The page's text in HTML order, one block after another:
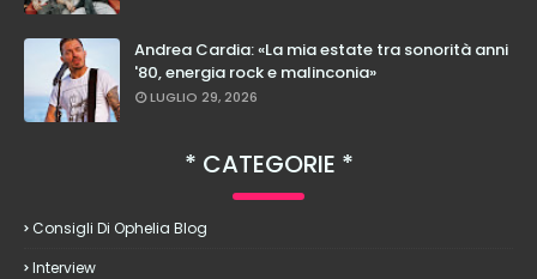
Andrea Cardia: «La mia estate tra sonorità anni
'80, energia rock e malinconia»
LUGLIO 29, 2026
CATEGORIE
Consigli Di Ophelia Blog
Interview